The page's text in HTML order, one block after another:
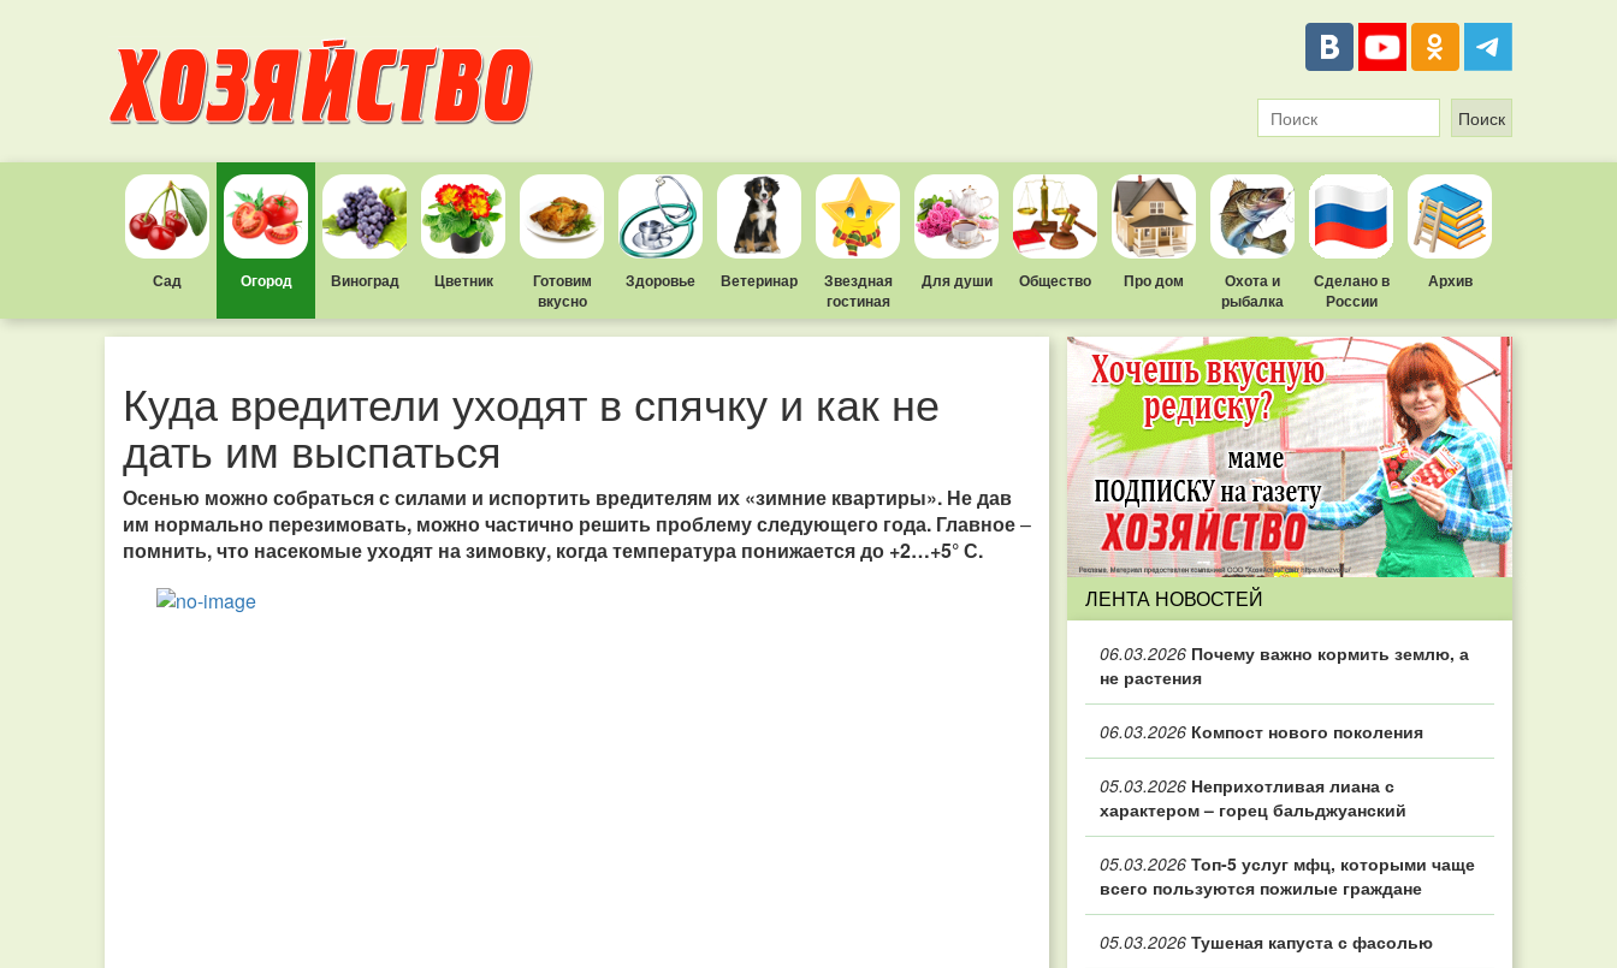
Сад Огород Виноград Цветник
Готовим
вкусно
Здоровье Ветеринар
Звездная
гостиная
Для души Общество Про дом
Охота и
рыбалка
Сделано в
России
Архив
Куда вредители уходят в спячку и как не
дать им выспаться
Осенью можно собраться с силами и испортить вредителям их «зимние квартиры». Не дав
им нормально перезимовать, можно частично решить проблему следующего года. Главное–
помнить, что насекомые уходят на зимовку, когда температура понижается до +2…+5° С.
ЛЕНТА НОВОСТЕЙ
06.03.2026 Почему важно кормить землю, а
не растения
06.03.2026 Компост нового поколения
05.03.2026 Неприхотливая лиана с
характером – горец бальджуанский
05.03.2026 Топ‑5 услуг мфц, которыми чаще
всего пользуются пожилые граждане
05.03.2026 Тушеная капуста с фасолью